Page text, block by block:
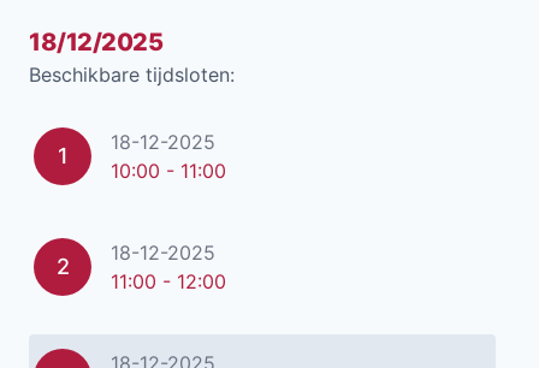
18/12/2025
Beschikbare tijdsloten:
1
18-12-2025
10:00 - 11:00
2
18-12-2025
11:00 - 12:00
18-12-2025